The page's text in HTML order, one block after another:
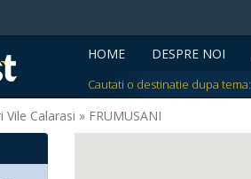
HOME DESPRE NOI
Cautati o destinatie dupa tema:
Calarasi » FRUMUSANI